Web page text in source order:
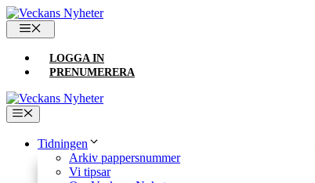
Hoppa
till
innehåll
LOGGA IN
PRENUMERERA
Meny
Tidningen
Arkiv pappersnummer
Vi tipsar